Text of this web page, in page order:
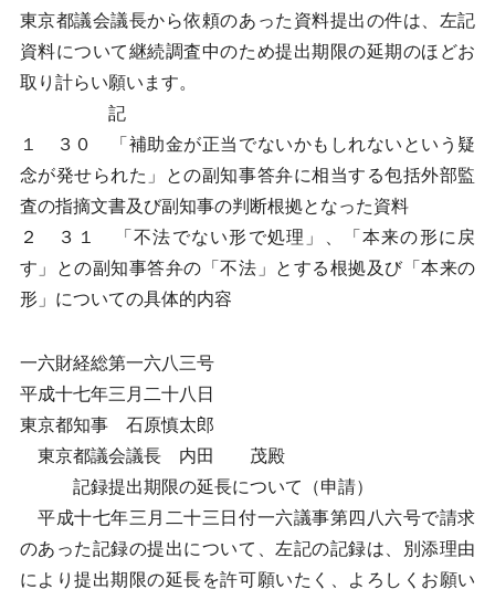
東京都議会議長から依頼のあった資料提出の件は、左記
資料について継続調査中のため提出期限の延期のほどお
取り計らい願います。
記
１ ３０ 「補助金が正当でないかもしれないという疑
念が発せられた」との副知事答弁に相当する包括外部監
査の指摘文書及び副知事の判断根拠となった資料
２ ３１ 「不法でない形で処理」、「本来の形に戻
す」との副知事答弁の「不法」とする根拠及び「本来の
形」についての具体的内容
一六財経総第一六八三号
平成十七年三月二十八日
東京都知事 石原慎太郎
東京都議会議長 内田 茂殿
記録提出期限の延長について（申請）
平成十七年三月二十三日付一六議事第四八六号で請求
のあった記録の提出について、左記の記録は、別添理由
により提出期限の延長を許可願いたく、よろしくお願い